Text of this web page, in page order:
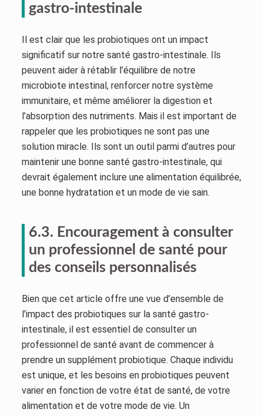
gastro-intestinale
Il est clair que les probiotiques ont un impact
significatif sur notre santé gastro-intestinale. Ils
peuvent aider à rétablir l’équilibre de notre
microbiote intestinal, renforcer notre système
immunitaire, et même améliorer la digestion et
l’absorption des nutriments. Mais il est important de
rappeler que les probiotiques ne sont pas une
solution miracle. Ils sont un outil parmi d’autres pour
maintenir une bonne santé gastro-intestinale, qui
devrait également inclure une alimentation équilibrée,
une bonne hydratation et un mode de vie sain.
6.3. Encouragement à consulter
un professionnel de santé pour
des conseils personnalisés
Bien que cet article offre une vue d’ensemble de
l’impact des probiotiques sur la santé gastro-
intestinale, il est essentiel de consulter un
professionnel de santé avant de commencer à
prendre un supplément probiotique. Chaque individu
est unique, et les besoins en probiotiques peuvent
varier en fonction de votre état de santé, de votre
alimentation et de votre mode de vie. Un